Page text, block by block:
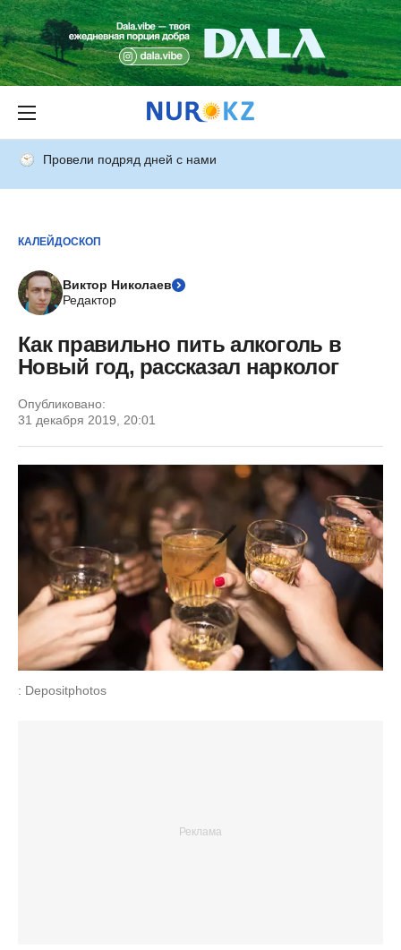
Провели подряд дней с нами
КАЛЕЙДОСКОП
Виктор Николаев
Редактор
Как правильно пить алкоголь в
Новый год, рассказал нарколог
Опубликовано:
31 декабря 2019, 20:01
: Depositphotos